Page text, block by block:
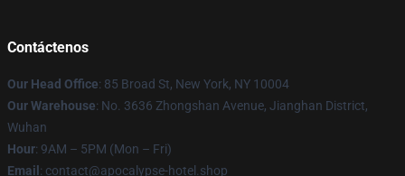
Contáctenos
Our Head Office: 85 Broad St, New York, NY 10004
Our Warehouse: No. 3636 Zhongshan Avenue, Jianghan District,
Wuhan
Hour: 9AM – 5PM (Mon – Fri)
Email : contact@apocalypse-hotel.shop